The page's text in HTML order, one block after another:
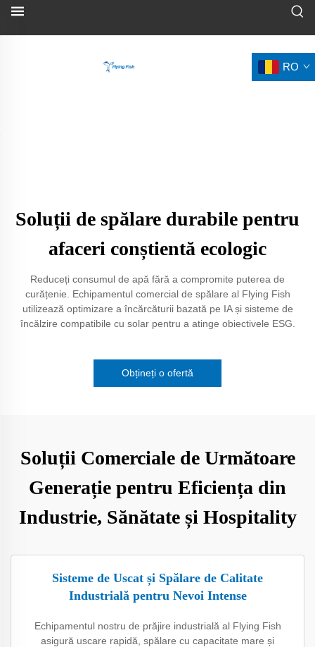
RO
Soluții de spălare durabile pentru
afaceri conștientă ecologic
Reduceți consumul de apă fără a compromite puterea de
curățenie. Echipamentul comercial de spălare al Flying Fish
utilizează optimizare a încărcăturii bazată pe IA și sisteme de
încălzire compatibile cu solar pentru a atinge obiectivele ESG.
Obțineți o ofertă
Soluții Comerciale de Următoare
Generație pentru Eficiența din
Industrie, Sănătate și Hospitality
Sisteme de Uscat și Spălare de Calitate
Industrială pentru Nevoi Intense
Echipamentul nostru de prăjire industrială al Flying Fish
asigură uscare rapidă, spălare cu capacitate mare și